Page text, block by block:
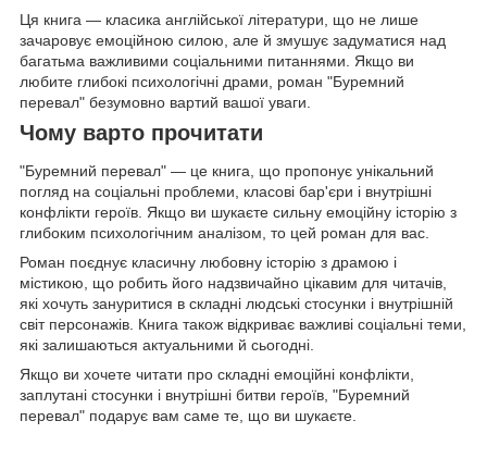
Ця книга — класика англійської літератури, що не лише
зачаровує емоційною силою, але й змушує задуматися над
багатьма важливими соціальними питаннями. Якщо ви
любите глибокі психологічні драми, роман "Буремний
перевал" безумовно вартий вашої уваги.
Чому варто прочитати
"Буремний перевал" — це книга, що пропонує унікальний
погляд на соціальні проблеми, класові бар'єри і внутрішні
конфлікти героїв. Якщо ви шукаєте сильну емоційну історію з
глибоким психологічним аналізом, то цей роман для вас.
Роман поєднує класичну любовну історію з драмою і
містикою, що робить його надзвичайно цікавим для читачів,
які хочуть зануритися в складні людські стосунки і внутрішній
світ персонажів. Книга також відкриває важливі соціальні теми,
які залишаються актуальними й сьогодні.
Якщо ви хочете читати про складні емоційні конфлікти,
заплутані стосунки і внутрішні битви героїв, "Буремний
перевал" подарує вам саме те, що ви шукаєте.